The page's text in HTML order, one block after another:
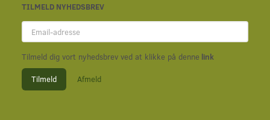
TILMELD NYHEDSBREV
Email-
adresse
Tilmeld dig vort nyhedsbrev ved at klikke på denne link
Tilmeld Afmeld